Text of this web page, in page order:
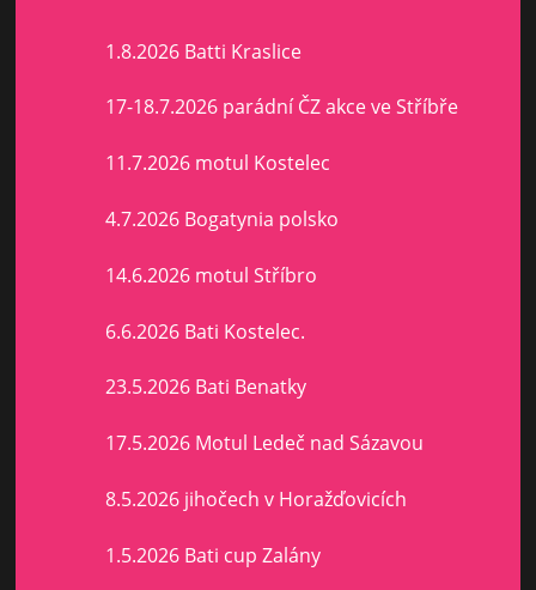
1.8.2026 Batti Kraslice
17-18.7.2026 parádní ČZ akce ve Stříbře
11.7.2026 motul Kostelec
4.7.2026 Bogatynia polsko
14.6.2026 motul Stříbro
6.6.2026 Bati Kostelec.
23.5.2026 Bati Benatky
17.5.2026 Motul Ledeč nad Sázavou
8.5.2026 jihočech v Horažďovicích
1.5.2026 Bati cup Zalány